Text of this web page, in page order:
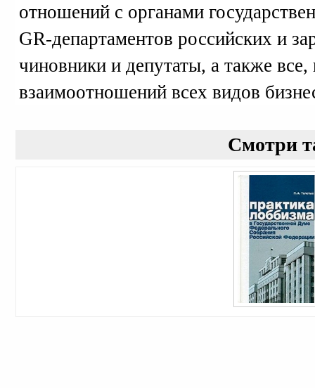
отношений с органами
GR-департаментов российских и
чиновники и депутаты, а также
взаимоотношений всех видов
Смотри